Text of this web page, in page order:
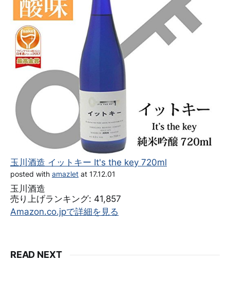
玉川酒造 イットキー It's the key 720ml
posted with amazlet at 17.12.01
玉川酒造
売り上げランキング: 41,857
Amazon.co.jpで詳細を見る
READ NEXT